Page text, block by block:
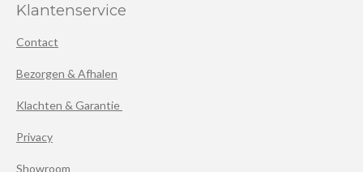
Klantenservice
Contact
Bezorgen & Afhalen
Klachten & Garantie
Privacy
Showroom